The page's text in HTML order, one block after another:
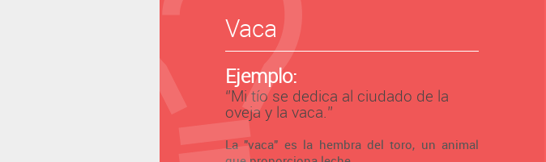
Vaca
Ejemplo:
‘’Mi tío se dedica al ciudado de la
oveja y la vaca.’’
La "vaca" es la hembra del toro, un animal